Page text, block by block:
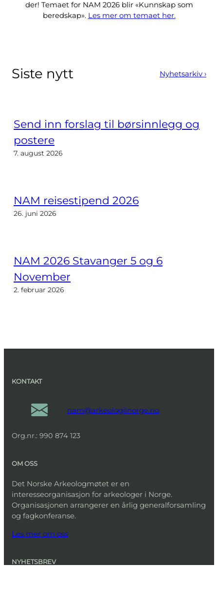
der! Temaet for NAM 2026 blir «Kunnskap som
beredskap». Les mer om temaet her.
Siste nytt Nyhetsarkiv ›
Send inn forslag til børsinnlegg og
postere
7. august 2026
NAM reisestipend 2026
26. juni 2026
NAM 2026 Stavanger 5 og 6
November
2. februar 2026
KONTAKT
nam@arkeologiinorge.no
Org.nr.: 990 874 123
OM OSS
Det Norske Arkeologmøtet er en
interesseorganisasjon for arkeologer i Norge.
Organisasjonen arrangerer en årlig generalforsamling
og fagkonferanse.
Les mer om oss
NYHETSBREV